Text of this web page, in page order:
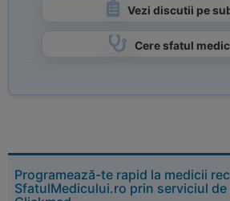
Vezi discutii pe
Cere sfatul
Programează-te rapid la medicii
SfatulMedicului.ro prin serviciul de